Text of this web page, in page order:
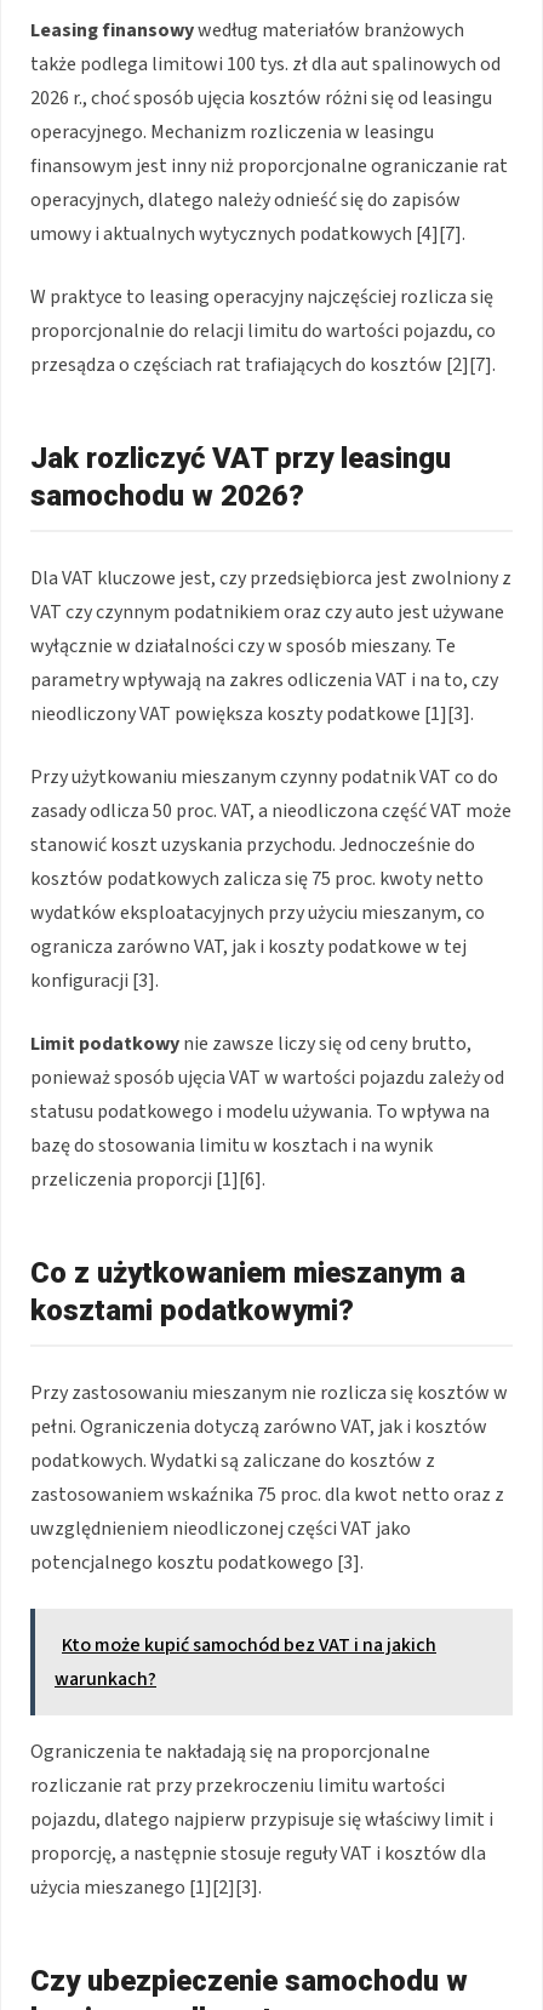
Leasing finansowywedług materiałów branżowych
także podlega limitowi 100 tys. zł dla aut spalinowych od
2026 r., choć sposób ujęcia kosztów różni się od leasingu
operacyjnego. Mechanizm rozliczenia w leasingu
finansowym jest inny niż proporcjonalne ograniczanie rat
operacyjnych, dlatego należy odnieść się do zapisów
umowy i aktualnych wytycznych podatkowych [4][7].
W praktyce to leasing operacyjny najczęściej rozlicza się
proporcjonalnie do relacji limitu do wartości pojazdu, co
przesądza o częściach rat trafiających do kosztów [2][7].
Jak rozliczyć VAT przy leasingu
samochodu w 2026?
Dla VAT kluczowe jest, czy przedsiębiorca jest zwolniony z
VAT czy czynnym podatnikiem oraz czy auto jest używane
wyłącznie w działalności czy w sposób mieszany. Te
parametry wpływają na zakres odliczenia VAT i na to, czy
nieodliczony VAT powiększa koszty podatkowe [1][3].
Przy użytkowaniu mieszanym czynny podatnik VAT co do
zasady odlicza 50 proc. VAT, a nieodliczona część VAT może
stanowić koszt uzyskania przychodu. Jednocześnie do
kosztów podatkowych zalicza się 75 proc. kwoty netto
wydatków eksploatacyjnych przy użyciu mieszanym, co
ogranicza zarówno VAT, jak i koszty podatkowe w tej
konfiguracji [3].
Limit podatkowynie zawsze liczy się od ceny brutto,
ponieważ sposób ujęcia VAT w wartości pojazdu zależy od
statusu podatkowego i modelu używania. To wpływa na
bazę do stosowania limitu w kosztach i na wynik
przeliczenia proporcji [1][6].
Co z użytkowaniem mieszanym a
kosztami podatkowymi?
Przy zastosowaniu mieszanym nie rozlicza się kosztów w
pełni. Ograniczenia dotyczą zarówno VAT, jak i kosztów
podatkowych. Wydatki są zaliczane do kosztów z
zastosowaniem wskaźnika 75 proc. dla kwot netto oraz z
uwzględnieniem nieodliczonej części VAT jako
potencjalnego kosztu podatkowego [3].
Kto może kupić samochód bez VAT i na jakich
warunkach?
Ograniczenia te nakładają się na proporcjonalne
rozliczanie rat przy przekroczeniu limitu wartości
pojazdu, dlatego najpierw przypisuje się właściwy limit i
proporcję, a następnie stosuje reguły VAT i kosztów dla
użycia mieszanego [1][2][3].
Czy ubezpieczenie samochodu w